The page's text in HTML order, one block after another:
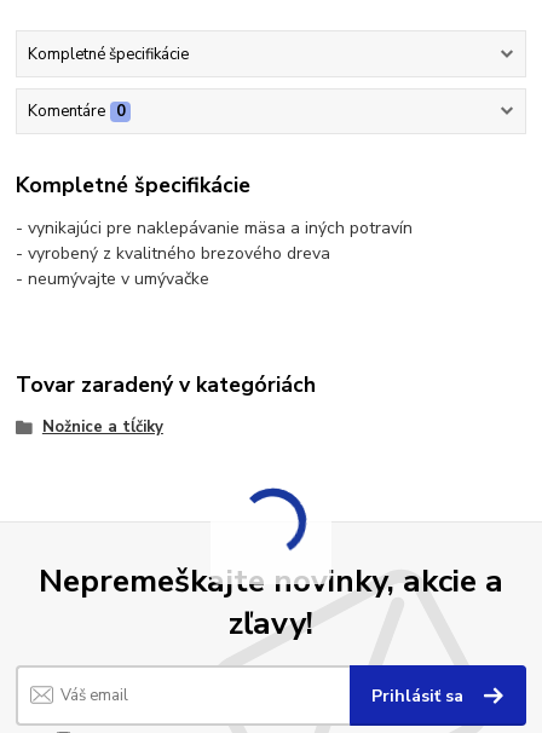
Kompletné špecifikácie
Komentáre 0
Kompletné špecifikácie
- vynikajúci pre naklepávanie mäsa a iných potravín
- vyrobený z kvalitného brezového dreva
- neumývajte v umývačke
Tovar zaradený v kategóriách
Nožnice a tĺčiky
Nepremeškajte novinky, akcie a
zľavy!
Prihlásiť sa